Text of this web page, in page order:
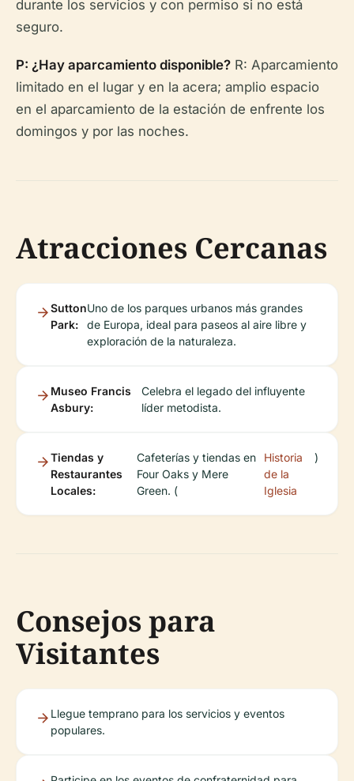
durante los servicios y con permiso si no está
seguro.
P: ¿Hay aparcamiento disponible? R: Aparcamiento
limitado en el lugar y en la acera; amplio espacio
en el aparcamiento de la estación de enfrente los
domingos y por las noches.
Atracciones Cercanas
Sutton
Park:
Uno de los parques urbanos más grandes
de Europa, ideal para paseos al aire libre y
exploración de la naturaleza.
Museo Francis
Asbury:
Celebra el legado del influyente
líder metodista.
Tiendas y
Restaurantes
Locales:
Cafeterías y tiendas en
Four Oaks y Mere
Green. (
Historia
de la
Iglesia
)
Consejos para
Visitantes
Llegue temprano para los servicios y eventos
populares.